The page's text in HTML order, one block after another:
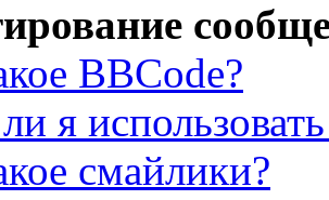
BBCode?
я
смайлики?